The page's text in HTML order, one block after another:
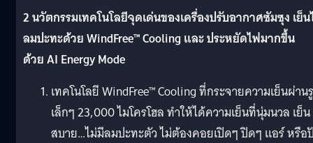
2 นวัตกรรมเทคโนโลยีจุดเด่นของเครื่องปรับอากาศซัมซุง เย็น
ลมปะทะด้วย WindFree™ Cooling และ ประหยัดไฟมากขึ้น
ด้วย AI Energy Mode
เทคโนโลยี WindFree™ Cooling ที่กระจายความเย็นผ่านรู
เล็กๆ 23,000 ไมโครโฮล ทำให้ได้ความเย็นที่นุ่มนวล เย็น
สบาย…ไม่มีลมปะทะตัว ไม่ต้องคอยเปิดๆ ปิดๆ แอร์ หรือ